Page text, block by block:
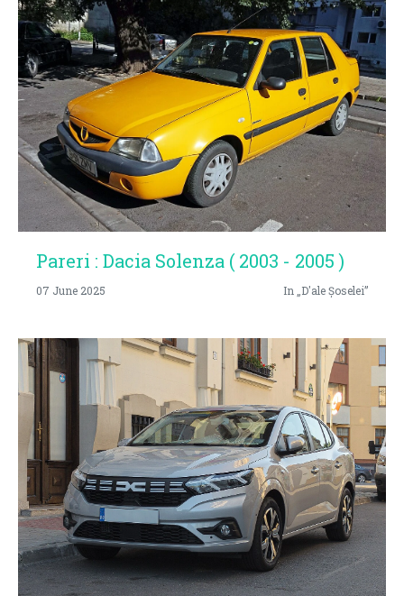
Pareri : Dacia Solenza ( 2003 - 2005 )
07 June 2025 In „D'ale Șoselei”